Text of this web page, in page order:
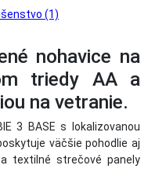
(1)
nohavice na
triedy AA a
na vetranie.
3 BASE s lokalizovanou
väčšie pohodlie aj
textilné strečové panely